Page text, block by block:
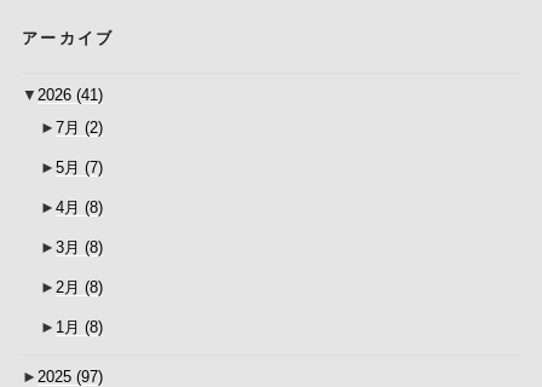
アーカイブ
▼ 2026 (41)
► 7月 (2)
► 5月 (7)
► 4月 (8)
► 3月 (8)
► 2月 (8)
► 1月 (8)
► 2025 (97)